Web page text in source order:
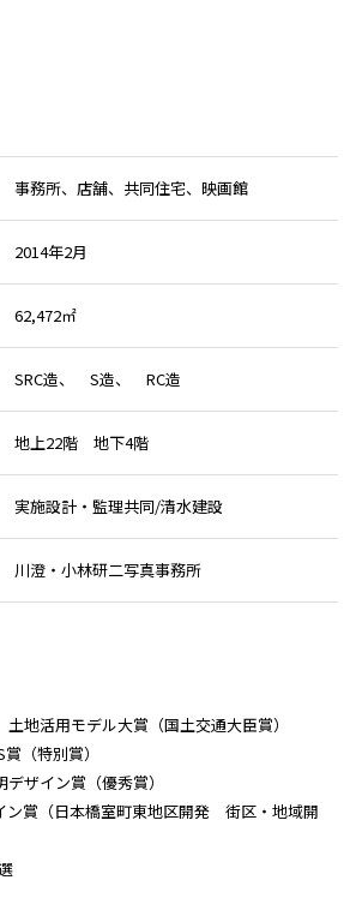
事務所、店舗、共同住宅、映画館
2014年2月
62,472㎡
SRC造、 S造、 RC造
地上22階 地下4階
実施設計・監理共同/清水建設
川澄・小林研二写真事務所
地活用モデル大賞（国土交通大臣賞）
（特別賞）
ザイン賞（優秀賞）
賞（日本橋室町東地区開発 街区・地域開